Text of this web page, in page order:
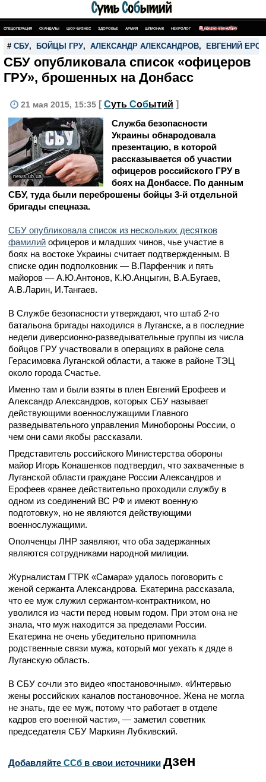
СПЕЦОПЕРАЦИЯ СКАНДАЛЫ ШОУ-БИЗНЕС ЗДОРОВЬЕ АРМИЯ ШПИОНАЖ НЕКРОЛОГ ПОИСК ПО САЙТУ
# СБУ, БОЙЦЫ ГРУ, АЛЕКСАНДР АЛЕКСАНДРОВ, ЕВГЕНИЙ
СБУ опубликовала список «офицеров
ГРУ», брошенных на Донбасс
21 мая 2015, 15:35 [ Суть Событий ]
news.ub.ua
Служба безопасности
Украины обнародовала
презентацию, в которой
рассказывается об участии
офицеров российского ГРУ в
боях на Донбассе. По данным
СБУ, туда были переброшены бойцы 3-й отдельной
бригады спецназа.
СБУ опубликовала список из нескольких десятков
фамилий офицеров и младших чинов, чье участие в
боях на востоке Украины считает подтвержденным. В
списке один подполковник — В.Парфенчик и пять
майоров — А.Ю.Антонов, К.Ю.Анцыгин, В.А.Бугаев,
А.В.Ларин, И.Тангаев.
В Службе безопасности утверждают, что штаб 2-го
батальона бригады находился в Луганске, а в последние
недели диверсионно-разведывательные группы из числа
бойцов ГРУ участвовали в операциях в районе села
Герасимовка Луганской области, а также в районе ТЭЦ
около города Счастье.
Именно там и были взяты в плен Евгений Ерофеев и
Александр Александров, которых СБУ называет
действующими военнослужащими Главного
разведывательного управления Минобороны России, о
чем они сами якобы рассказали.
Представитель российского Министерства обороны
майор Игорь Конашенков подтвердил, что захваченные в
Луганской области граждане России Александров и
Ерофеев «ранее действительно проходили службу в
одном из соединений ВС РФ и имеют военную
подготовку», но не являются действующими
военнослужащими.
Ополченцы ЛНР заявляют, что оба задержанных
являются сотрудниками народной милиции.
Журналистам ГТРК «Самара» удалось поговорить с
женой сержанта Александрова. Екатерина рассказала,
что ее муж служил сержантом-контрактником, но
уволился из части перед новым годом. При этом она не
знала, что муж находится за пределами России.
Екатерина не очень убедительно припомнила
родственные связи мужа, который мог уехать к дяде в
Луганскую область.
В СБУ сочли это видео «постановочным». «Интервью
жены российских каналов постановочное. Жена не могла
не знать, где ее муж, потому что работает в отделе
кадров его военной части», — заметил советник
председателя СБУ Маркиян Лубкивский.
Добавляйте CСб в свои источники дзен